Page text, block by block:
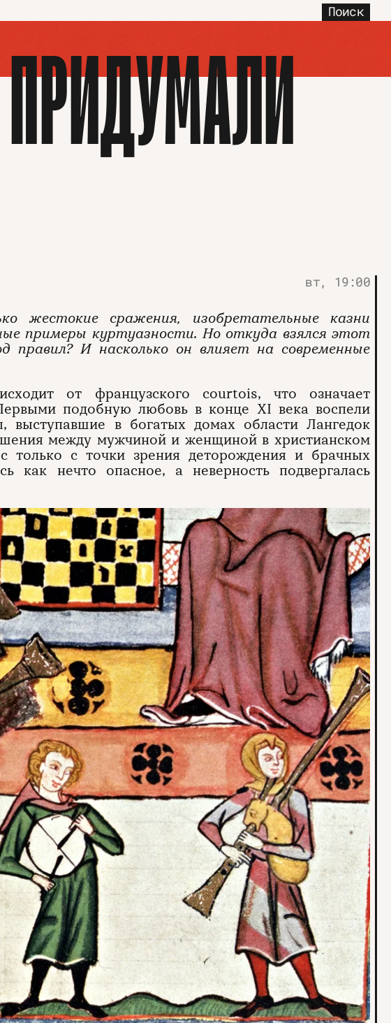
Поиск
вт, 19:00
жестокие сражения, изобретательные казни
примеры куртуазности. Но откуда взялся этот
И насколько он влияет на современные
от французского courtois, что означает
подобную любовь в конце XI века воспели
выступавшие в богатых домах области Лангедок
между мужчиной и женщиной в христианском
только с точки зрения деторождения и брачных
как нечто опасное, а неверность подвергалась